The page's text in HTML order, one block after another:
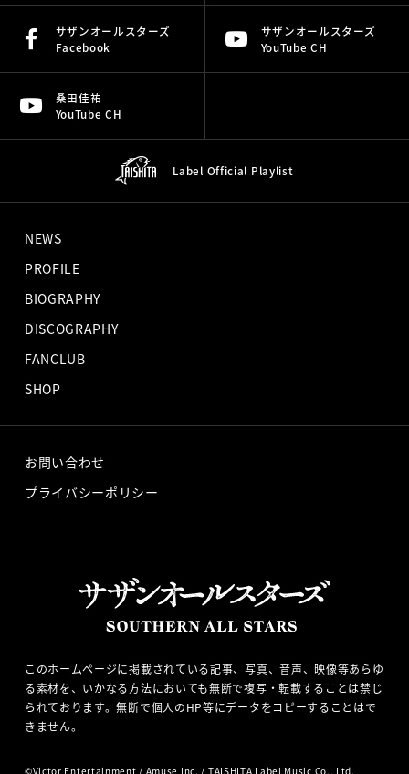
サザンオールスターズ
Facebook
サザンオールスターズ
YouTube CH
桑田佳祐
YouTube CH
Label Official Playlist
このホームページに掲載されている記事、写真、音声、映像等あらゆ
る素材を、いかなる方法においても無断で複写・転載することは禁じ
られております。無断で個人のHP等にデータをコピーすることはで
きません。
©Victor Entertainment / Amuse Inc. / TAISHITA Label Music Co., Ltd.
NEWS
PROFILE
BIOGRAPHY
DISCOGRAPHY
FANCLUB
SHOP
お問い合わせ
プライバシーポリシー